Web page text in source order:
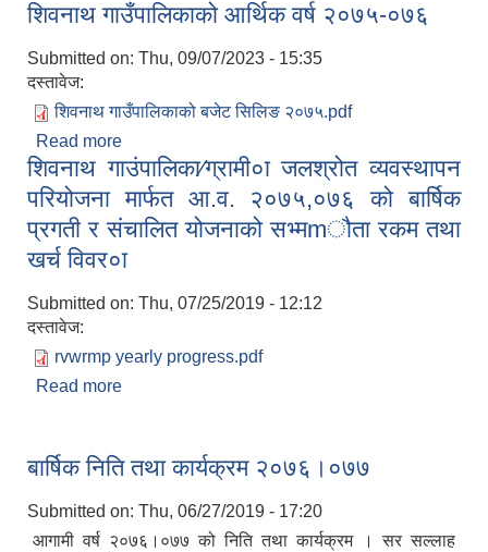
शिवनाथ गाउँपालिकाको आर्थिक वर्ष २०७५-०७६
Submitted on: Thu, 09/07/2023 - 15:35
दस्तावेज:
शिवनाथ गाउँपालिकाको बजेट सिलिङ २०७५.pdf
Read more
शिवनाथ गाउंपालिका⁄ग्रामी०ा जलश्रोत व्यवस्थापन
परियोजना मार्फत आ.व. २०७५,०७६ को बार्षिक
प्रगती र संचालित योजनाको सभ्मmौता रकम तथा
खर्च विवर०ा
Submitted on: Thu, 07/25/2019 - 12:12
दस्तावेज:
rvwrmp yearly progress.pdf
Read more
बार्षिक निति तथा कार्यक्रम २०७६।०७७
Submitted on: Thu, 06/27/2019 - 17:20
आगामी वर्ष २०७६।०७७ को निति तथा कार्यक्रम‍ । सर सल्लाह